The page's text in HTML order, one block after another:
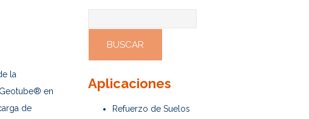
la
en
de
Aplicaciones
Refuerzo de Suelos